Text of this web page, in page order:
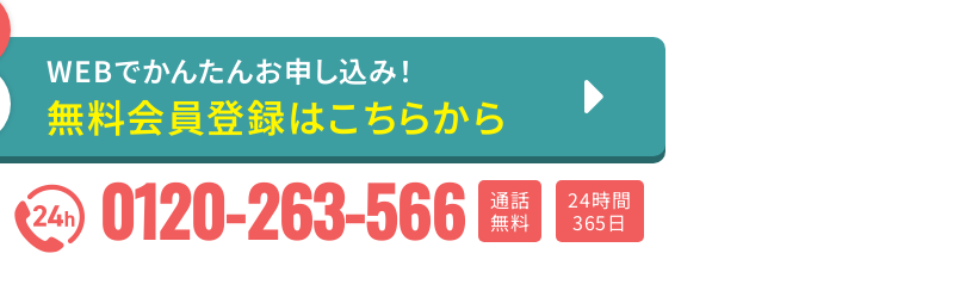
WEBでかんたんお申し込み！
無料会員登録はこちらから
0120-263-566 通話
無料
24時間
365日